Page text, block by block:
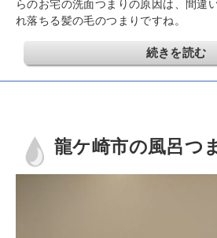
らのお宅の洗面つまりの原因は、間違
れ落ちる髪の毛のつまりですね。
続きを読む
龍ケ崎市の風呂つ